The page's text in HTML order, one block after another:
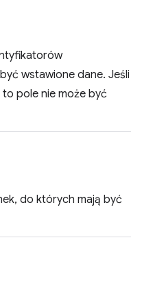
wstawione dane. Jeśli
to pole nie może być
do których mają być